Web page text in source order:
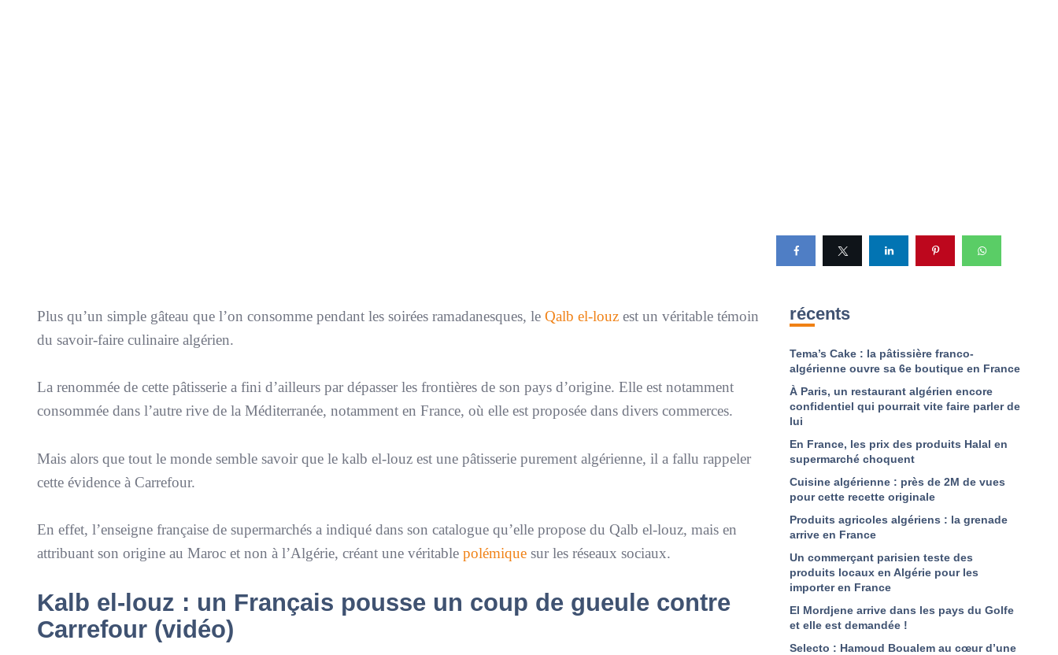
Plus qu’un simple gâteau que l’on consomme pendant les soirées ramadanesques, le Qalb el-louz est un véritable témoin
du savoir-faire culinaire algérien.
La renommée de cette pâtisserie a fini d’ailleurs par dépasser les frontières de son pays d’origine. Elle est notamment
consommée dans l’autre rive de la Méditerranée, notamment en France, où elle est proposée dans divers commerces.
Mais alors que tout le monde semble savoir que le kalb el-louz est une pâtisserie purement algérienne, il a fallu rappeler
cette évidence à Carrefour.
En effet, l’enseigne française de supermarchés a indiqué dans son catalogue qu’elle propose du Qalb el-louz, mais en
attribuant son origine au Maroc et non à l’Algérie, créant une véritable polémique sur les réseaux sociaux.
Kalb el-louz : un Français pousse un coup de gueule contre
Carrefour (vidéo)
récents
Tema’s Cake : la pâtissière franco-
algérienne ouvre sa 6e boutique en France
À Paris, un restaurant algérien encore
confidentiel qui pourrait vite faire parler de
lui
En France, les prix des produits Halal en
supermarché choquent
Cuisine algérienne : près de 2M de vues
pour cette recette originale
Produits agricoles algériens : la grenade
arrive en France
Un commerçant parisien teste des
produits locaux en Algérie pour les
importer en France
El Mordjene arrive dans les pays du Golfe
et elle est demandée !
Selecto : Hamoud Boualem au cœur d’une